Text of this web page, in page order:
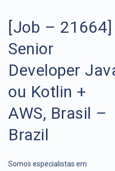
[Job – 21664]
Senior
Developer
ou Kotlin +
AWS, Brasil –
Brazil
Somos especialistas em